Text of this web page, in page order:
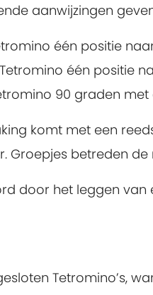
aanwijzingen
één positie
één positie
90 graden
komt met een
Groepjes betreden
door het leggen van
Tetromino’s,